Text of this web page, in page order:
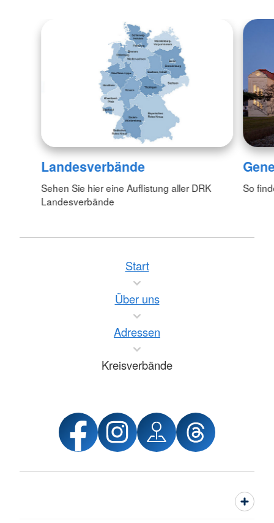
Landesverbände
Sehen Sie hier eine Auflistung aller DRK
Landesverbände
So
Start
Über uns
Adressen
Kreisverbände